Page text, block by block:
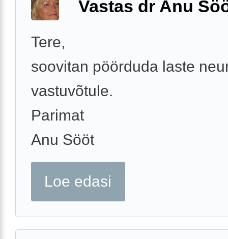
Vastas dr Anu
Tere,
soovitan pöörduda laste
vastuvõtule.
Parimat
Anu Sööt
Loe edasi